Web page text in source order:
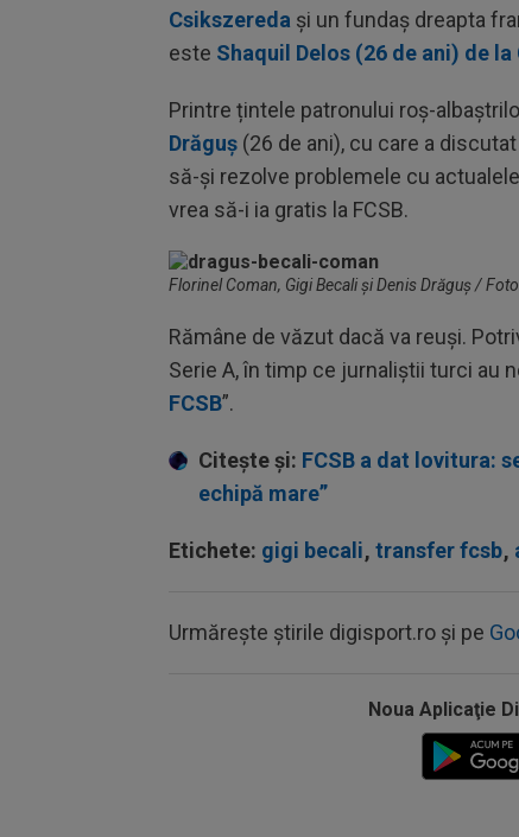
Csikszereda și un fundaș dreapta
este Shaquil Delos (26 de ani) de la
Printre țintele patronului roș-
Drăguș (26 de ani), cu care a
să-și rezolve problemele cu
vrea să-i ia gratis la FCSB.
Florinel Coman, Gigi Becali și Denis Drăguș /
Rămâne de văzut dacă va reuși.
Serie A, în timp ce jurnaliștii turci au
FCSB”.
Citește și: FCSB a dat lovitura:
echipă mare”
Etichete: gigi becali, transfer fcsb,
Urmărește știrile digisport.ro și pe
Noua Aplicaţie